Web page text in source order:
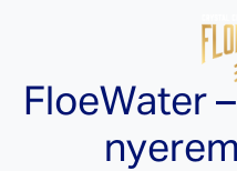
FloeWater